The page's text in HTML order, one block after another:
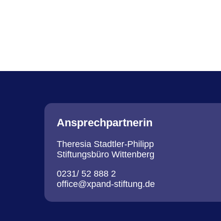
Ansprechpartnerin
Theresia Stadtler-Philipp
Stiftungsbüro Wittenberg
0231/ 52 888 2
office@xpand-stiftung.de